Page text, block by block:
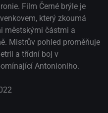
Film Černé brýle je
který zkoumá
městskými částmi a
Mistrův pohled proměňuje
a třídní boj v
Antonioniho.